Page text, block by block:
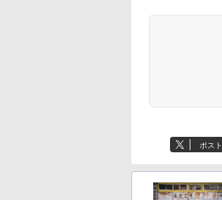
ポスト